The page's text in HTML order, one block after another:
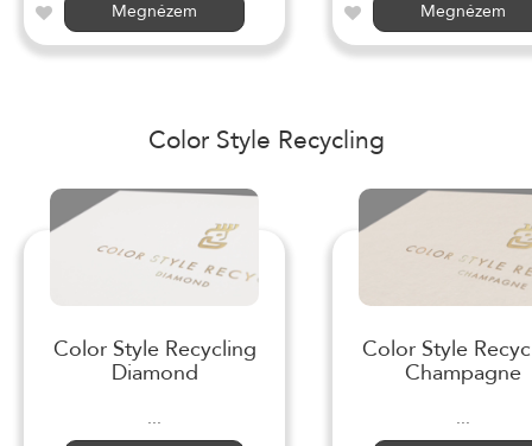
Megnézem
Megnézem
Color Style Recycling
Color Style Recycling
Diamond
...
Color Style
Champagne
...